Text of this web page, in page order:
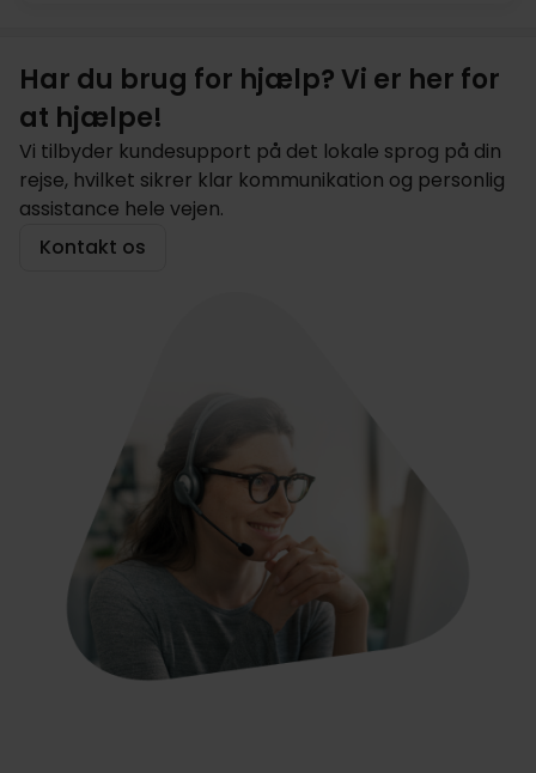
Har du brug for hjælp? Vi er her for
at hjælpe!
Vi tilbyder kundesupport på det lokale sprog på din
rejse, hvilket sikrer klar kommunikation og personlig
assistance hele vejen.
Kontakt os